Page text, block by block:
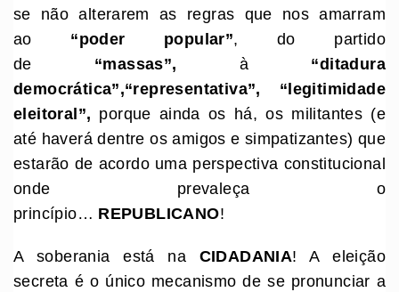
se não alterarem as regras que nos amarram
ao “poder popular”, do partido
de “massas”, à “ditadura
democrática”,“representativa”,
“legitimidade
eleitoral”, porque ainda os há, os militantes (e
até haverá dentre os amigos e simpatizantes) que
estarão de acordo uma perspectiva constitucional
onde prevaleça o
princípio… REPUBLICANO!
A soberania está na CIDADANIA! A eleição
secreta é o único mecanismo de se pronunciar a